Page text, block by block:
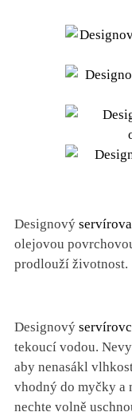
Designový
olejovou
prodlouží životnost.
Designový
tekoucí vodou.
aby nenasákl
vhodný do myčky a
nechte volně